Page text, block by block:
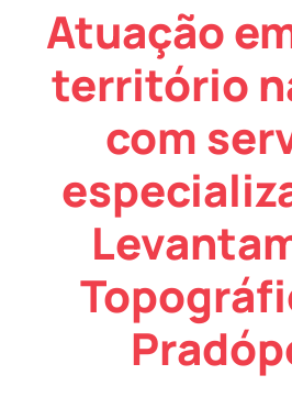
Atuação
território
com